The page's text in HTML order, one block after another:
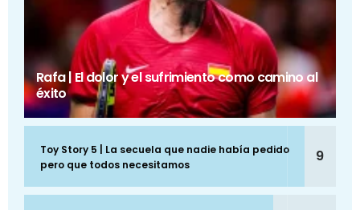
Rafa | El dolor y el sufrimiento como camino al
éxito
Toy Story 5 | La secuela que nadie había pedido
pero que todos necesitamos
9